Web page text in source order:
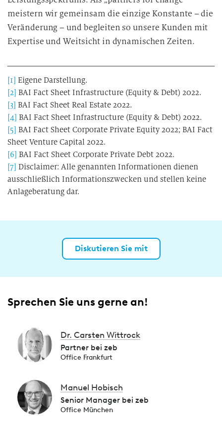
meistern wir gemeinsam die einzige Konstante – die
Veränderung – und begleiten so unsere Kunden mit
Expertise und Weitsicht in dynamischen Zeiten.
[1] Eigene Darstellung.
[2] BAI Fact Sheet Infrastructure (Equity & Debt) 2022.
[3] BAI Fact Sheet Real Estate 2022.
[4] BAI Fact Sheet Infrastructure (Equity & Debt) 2022.
[5] BAI Fact Sheet Corporate Private Equity 2022; BAI Fact
Sheet Venture Capital 2022.
[6] BAI Fact Sheet Corporate Private Debt 2022.
[7] Disclaimer: Alle genannten Informationen dienen
ausschließlich Informationszwecken und stellen keine
Anlageberatung dar.
Diskutieren Sie mit
Sprechen Sie uns gerne an!
Dr. Carsten Wittrock
Partner bei zeb
Office Frankfurt
Manuel Hobisch
Senior Manager bei zeb
Office München